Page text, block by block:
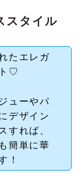
スタイル
たエレガ
♡
ューやパ
デザイン
すれば、
簡単に華
！